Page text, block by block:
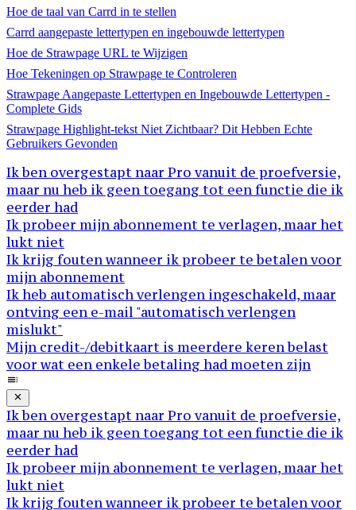
Hoe de taal van Carrd in te stellen
Carrd aangepaste lettertypen en ingebouwde lettertypen
Hoe de Strawpage URL te Wijzigen
Hoe Tekeningen op Strawpage te Controleren
Strawpage Aangepaste Lettertypen en Ingebouwde Lettertypen -
Complete Gids
Strawpage Highlight-tekst Niet Zichtbaar? Dit Hebben Echte
Gebruikers Gevonden
Ik ben overgestapt naar Pro vanuit de proefversie,
maar nu heb ik geen toegang tot een functie die ik
eerder had
Ik probeer mijn abonnement te verlagen, maar het
lukt niet
Ik krijg fouten wanneer ik probeer te betalen voor
mijn abonnement
Ik heb automatisch verlengen ingeschakeld, maar
ontving een e-mail "automatisch verlengen
mislukt"
Mijn credit-/debitkaart is meerdere keren belast
voor wat een enkele betaling had moeten zijn
Ik ben overgestapt naar Pro vanuit de proefversie,
maar nu heb ik geen toegang tot een functie die ik
eerder had
Ik probeer mijn abonnement te verlagen, maar het
lukt niet
Ik krijg fouten wanneer ik probeer te betalen voor